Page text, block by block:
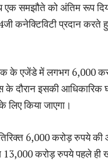
एक समझौते को अंतिम रूप
कनेक्टिविटी प्रदान करते
के एजेंडे में लगभग 6,000
के दौरान इसकी आधिकारिक
किया जाएगा।
6,000 करोड़ रुपये
करोड़ रुपये पहले ही